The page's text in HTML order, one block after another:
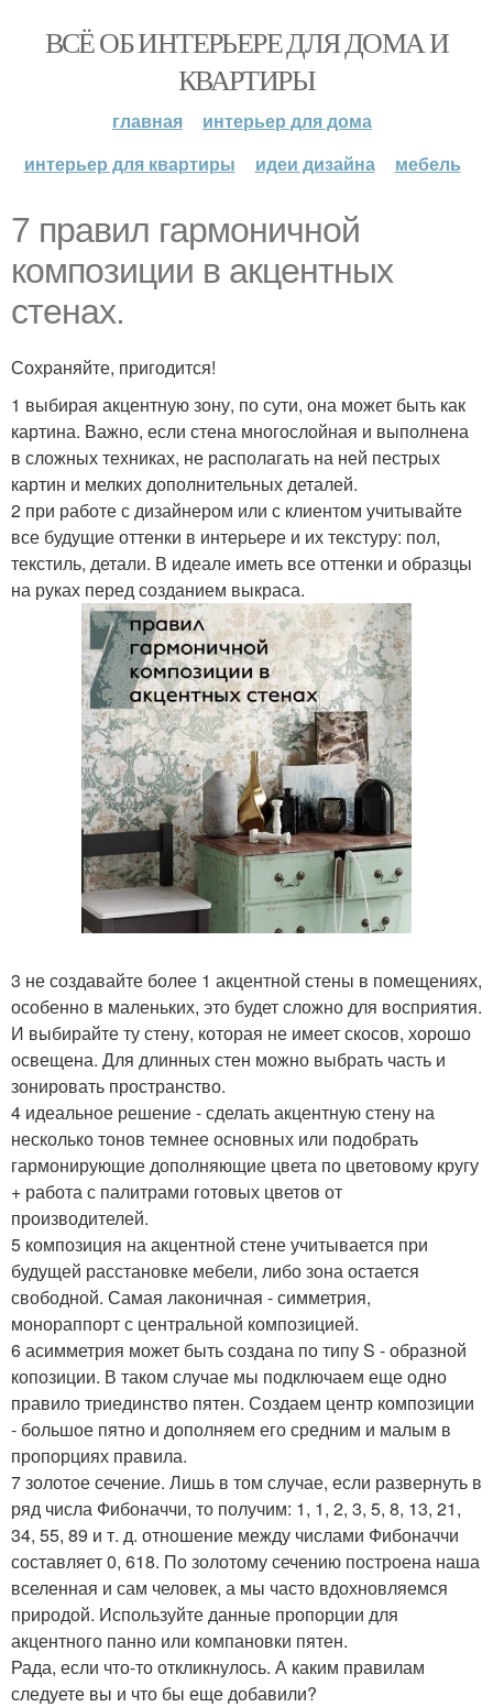
ВСЁ ОБ ИНТЕРЬЕРЕ ДЛЯ ДОМА И
КВАРТИРЫ
главная
интерьер для дома
интерьер для квартиры
идеи дизайна мебель
7 правил гармоничной
композиции в акцентных
стенах.
Сохраняйте, пригодится!
1 выбирая акцентную зону, по сути, она может быть как
картина. Важно, если стена многослойная и выполнена
в сложных техниках, не располагать на ней пестрых
картин и мелких дополнительных деталей.
2 при работе с дизайнером или с клиентом учитывайте
все будущие оттенки в интерьере и их текстуру: пол,
текстиль, детали. В идеале иметь все оттенки и образцы
на руках перед созданием выкраса.
3 не создавайте более 1 акцентной стены в помещениях,
особенно в маленьких, это будет сложно для восприятия.
И выбирайте ту стену, которая не имеет скосов, хорошо
освещена. Для длинных стен можно выбрать часть и
зонировать пространство.
4 идеальное решение - сделать акцентную стену на
несколько тонов темнее основных или подобрать
гармонирующие дополняющие цвета по цветовому кругу
+ работа с палитрами готовых цветов от
производителей.
5 композиция на акцентной стене учитывается при
будущей расстановке мебели, либо зона остается
свободной. Самая лаконичная - симметрия,
монораппорт с центральной композицией.
6 асимметрия может быть создана по типу S - образной
копозиции. В таком случае мы подключаем еще одно
правило триединство пятен. Создаем центр композиции
- большое пятно и дополняем его средним и малым в
пропорциях правила.
7 золотое сечение. Лишь в том случае, если развернуть в
ряд числа Фибоначчи, то получим: 1, 1, 2, 3, 5, 8, 13, 21,
34, 55, 89 и т. д. отношение между числами Фибоначчи
составляет 0, 618. По золотому сечению построена наша
вселенная и сам человек, а мы часто вдохновляемся
природой. Используйте данные пропорции для
акцентного панно или компановки пятен.
Рада, если что-то откликнулось. А каким правилам
следуете вы и что бы еще добавили?